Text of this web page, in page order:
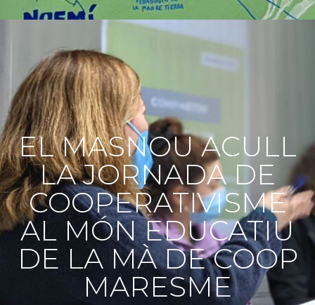
EL MASNOU ACULL
LA JORNADA DE
COOPERATIVISME
AL MÓN EDUCATIU
DE LA MÀ DE COOP
MARESME